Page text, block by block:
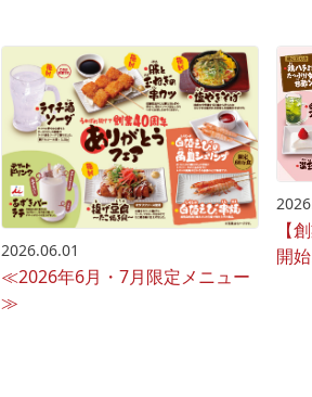
2026.06.01
≪2026年6月・7月限定メニュー
≫
【
開始